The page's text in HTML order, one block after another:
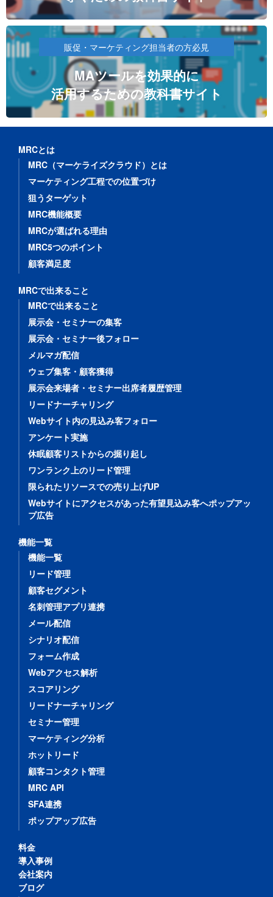
販促・マーケティング担当者の方必見
MAツールを効果的に
活用するための教科書サイト
MRCとは
MRC（マーケライズクラウド）とは
マーケティング工程での位置づけ
狙うターゲット
MRC機能概要
MRCが選ばれる理由
MRC5つのポイント
顧客満足度
MRCで出来ること
MRCで出来ること
展示会・セミナーの集客
展示会・セミナー後フォロー
メルマガ配信
ウェブ集客・顧客獲得
展示会来場者・セミナー出席者履歴管理
リードナーチャリング
Webサイト内の見込み客フォロー
アンケート実施
休眠顧客リストからの掘り起し
ワンランク上のリード管理
限られたリソースでの売り上げUP
Webサイトにアクセスがあった有望見込み客へポップアッ
プ広告
機能一覧
機能一覧
リード管理
顧客セグメント
名刺管理アプリ連携
メール配信
シナリオ配信
フォーム作成
Webアクセス解析
スコアリング
リードナーチャリング
セミナー管理
マーケティング分析
ホットリード
顧客コンタクト管理
MRC API
SFA連携
ポップアップ広告
料金
導入事例
会社案内
ブログ